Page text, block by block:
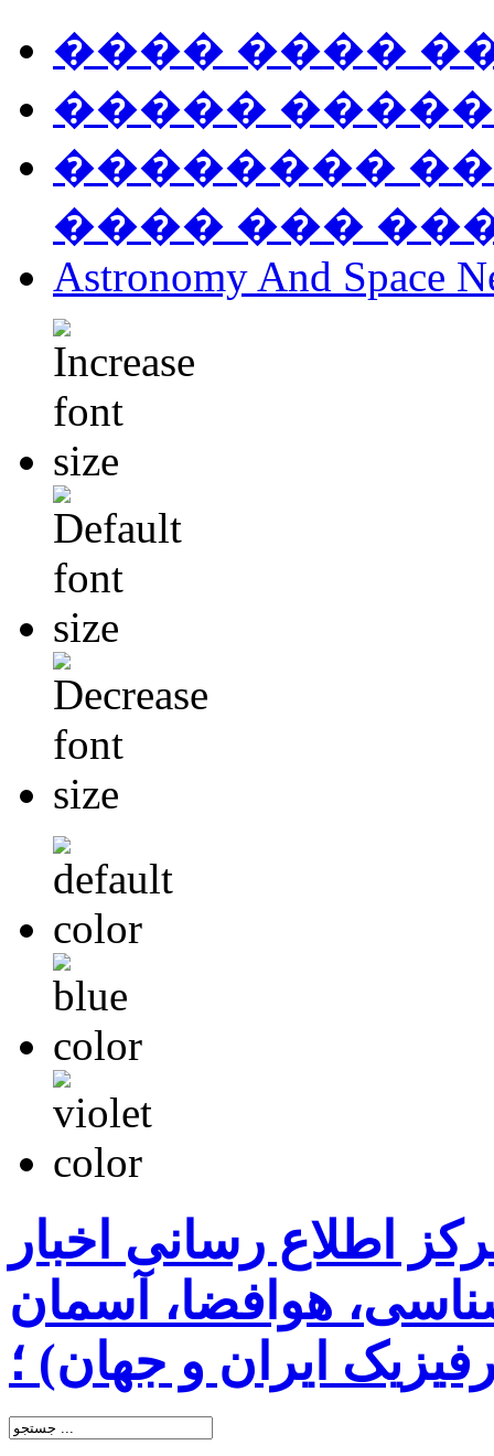
���� ����
�����
��������
���� ���
Astronomy And Space
اطلاع رسانی اخبار
هوافضا، آسمان
ایران و جهان) ؛